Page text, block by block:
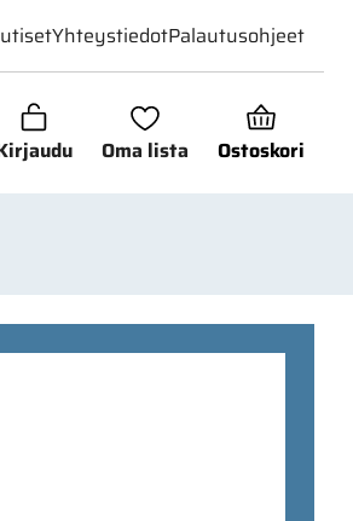
Oma lista Ostoskori
YhteystiedotPalautusohjeet